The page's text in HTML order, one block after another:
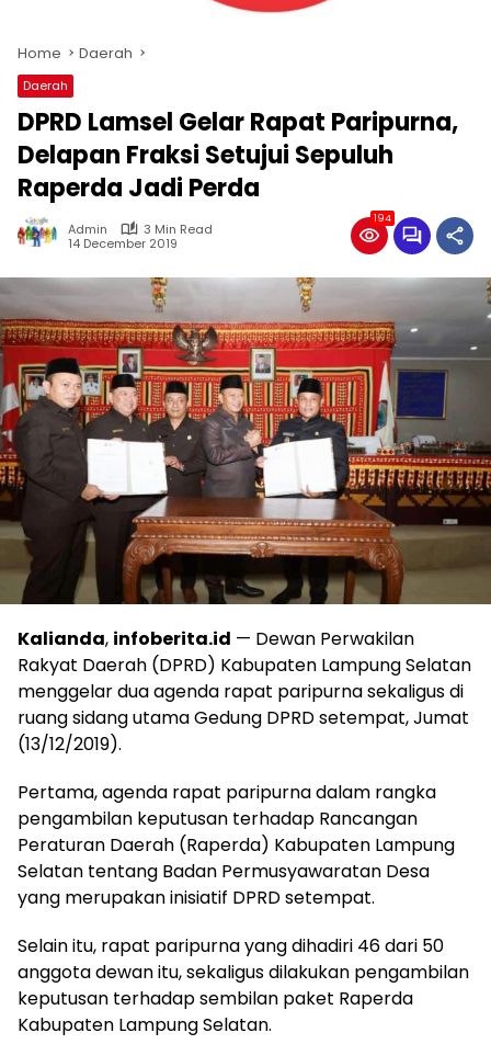
Home Daerah
Daerah
DPRD Lamsel Gelar Rapat Paripurna,
Delapan Fraksi Setujui Sepuluh
Raperda Jadi Perda
Admin
3 Min Read
14 December 2019
194
Kalianda, infoberita.id — Dewan Perwakilan
Rakyat Daerah (DPRD) Kabupaten Lampung Selatan
menggelar dua agenda rapat paripurna sekaligus di
ruang sidang utama Gedung DPRD setempat, Jumat
(13/12/2019).
Pertama, agenda rapat paripurna dalam rangka
pengambilan keputusan terhadap Rancangan
Peraturan Daerah (Raperda) Kabupaten Lampung
Selatan tentang Badan Permusyawaratan Desa
yang merupakan inisiatif DPRD setempat.
Selain itu, rapat paripurna yang dihadiri 46 dari 50
anggota dewan itu, sekaligus dilakukan pengambilan
keputusan terhadap sembilan paket Raperda
Kabupaten Lampung Selatan.